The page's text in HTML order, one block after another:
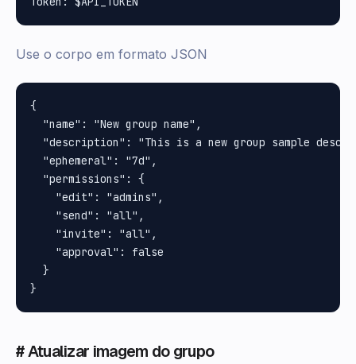
Use o corpo em formato JSON
{
  "name": "New group name",
"description": "This is a new group sample
  "ephemeral": "7d",
  "permissions": {
    "edit": "admins",
    "send": "all",
    "invite": "all",
    "approval": false
  }
# Atualizar imagem do grupo